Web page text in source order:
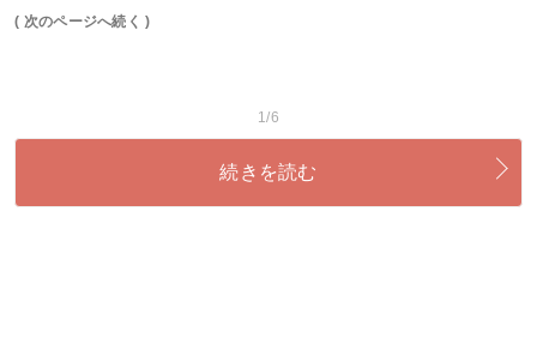
( 次のページへ続く )
1/6
続きを読む